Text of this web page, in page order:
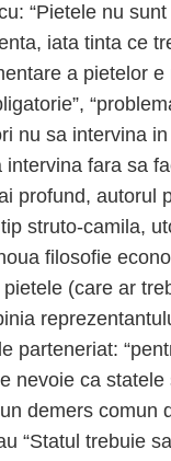
“Pietele nu sunt
iata tinta ce
a pietelor
nu sa intervina
intervina fara sa
profund, autorul
struto-camila,
filosofie
(care ar
parteneriat:
nevoie ca statele
demers comun
“Statul trebuie